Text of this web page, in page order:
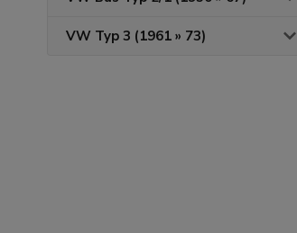
VW Typ 3 (1961 » 73)